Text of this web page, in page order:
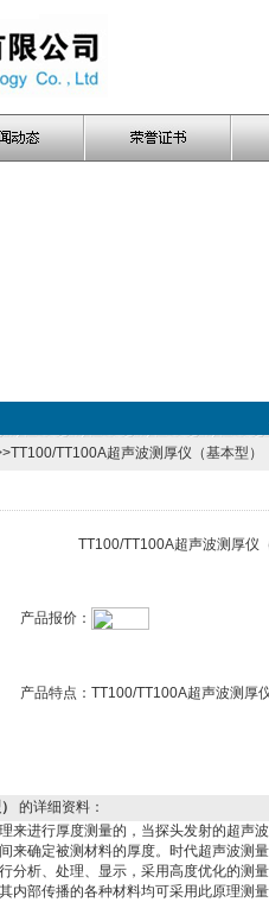
TT100A超声波测厚仪（基本型）
TT100/TT100A超声波测厚仪
产品报价：
产品特点： TT100/TT100A超声波测厚
的详细资料：
来进行厚度测量的，当探头发射的超声
来确定被测材料的厚度。时代超声波测
分析、处理、显示，采用高度优化的测
内部传播的各种材料均可采用此原理测